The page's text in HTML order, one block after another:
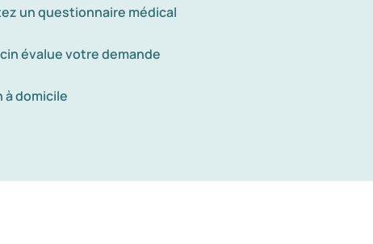
un questionnaire médical
évalue votre demande
à domicile